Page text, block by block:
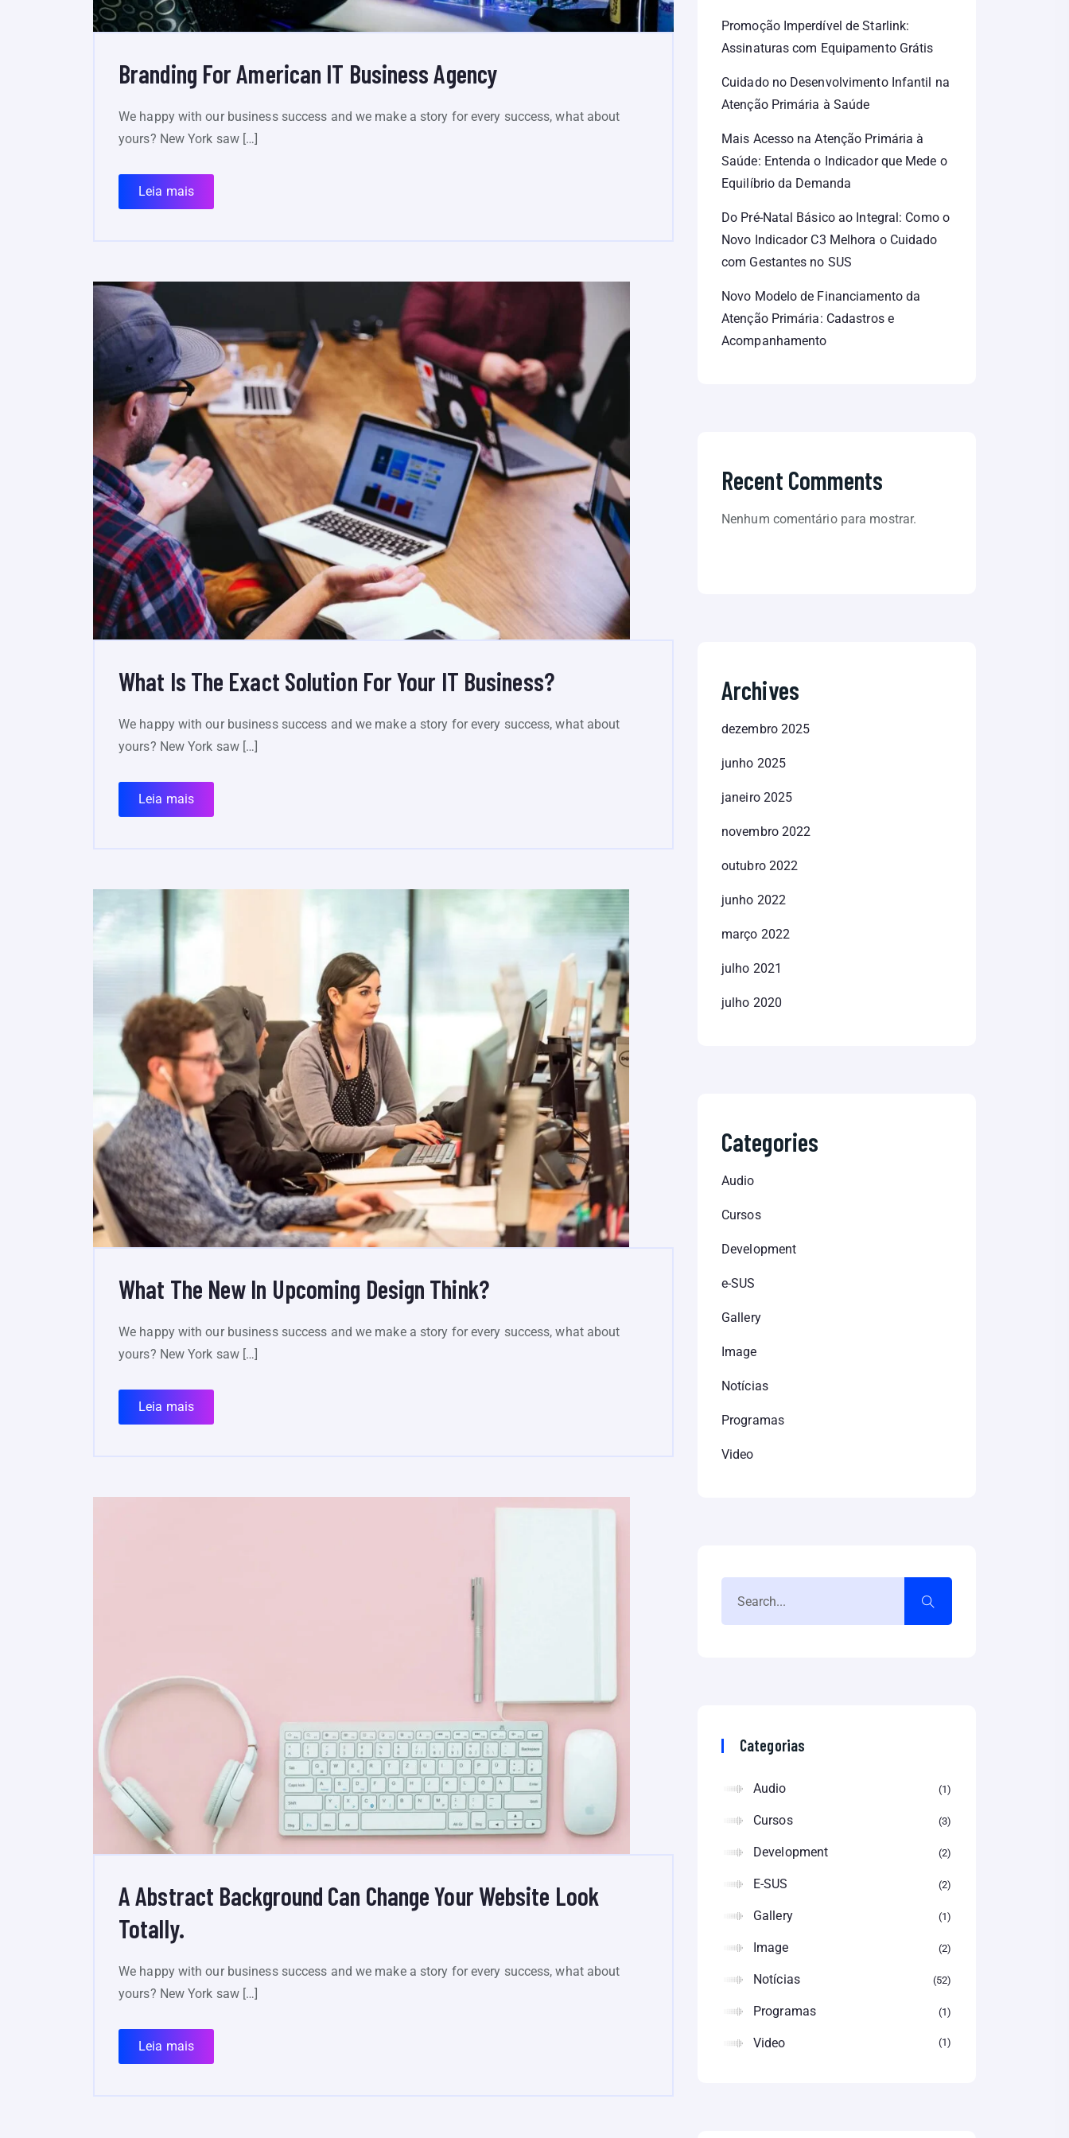
Branding For American IT Business Agency
We happy with our business success and we make a story for every success, what about
yours? New York saw […]
Leia mais
What Is The Exact Solution For Your IT Business?
We happy with our business success and we make a story for every success, what about
yours? New York saw […]
Leia mais
What The New In Upcoming Design Think?
We happy with our business success and we make a story for every success, what about
yours? New York saw […]
Leia mais
A Abstract Background Can Change Your Website Look
Totally.
We happy with our business success and we make a story for every success, what about
yours? New York saw […]
Leia mais
Promoção Imperdível de Starlink:
Assinaturas com Equipamento Grátis
Cuidado no Desenvolvimento Infantil na
Atenção Primária à Saúde
Mais Acesso na Atenção Primária à
Saúde: Entenda o Indicador que Mede o
Equilíbrio da Demanda
Do Pré-Natal Básico ao Integral: Como o
Novo Indicador C3 Melhora o Cuidado
com Gestantes no SUS
Novo Modelo de Financiamento da
Atenção Primária: Cadastros e
Acompanhamento
Recent Comments
Nenhum comentário para mostrar.
Archives
dezembro 2025
junho 2025
janeiro 2025
novembro 2022
outubro 2022
junho 2022
março 2022
julho 2021
julho 2020
Categories
Audio
Cursos
Development
e-SUS
Gallery
Image
Notícias
Programas
Video
Categorias
Audio 1
Cursos 3
Development 2
E-SUS 2
Gallery 1
Image 2
Notícias 52
Programas 1
Video 1